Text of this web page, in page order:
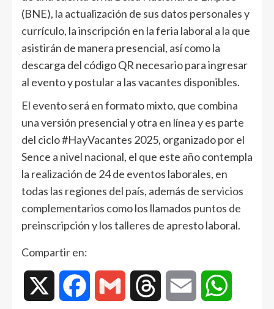
(BNE), la actualización de sus datos personales y
currículo, la inscripción en la feria laboral a la que
asistirán de manera presencial, así como la
descarga del código QR necesario para ingresar
al evento y postular a las vacantes disponibles.
El evento será en formato mixto, que combina
una versión presencial y otra en línea y es parte
del ciclo #HayVacantes 2025, organizado por el
Sence a nivel nacional, el que este año contempla
la realización de 24 de eventos laborales, en
todas las regiones del país, además de servicios
complementarios como los llamados puntos de
preinscripción y los talleres de apresto laboral.
Compartir en:
Facebook Gmail Threads Email